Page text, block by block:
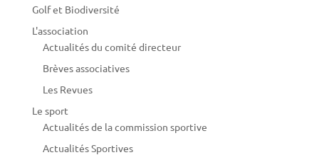
Golf et Biodiversité
L'association
Actualités du comité directeur
Brèves associatives
Les Revues
Le sport
Actualités de la commission sportive
Actualités Sportives